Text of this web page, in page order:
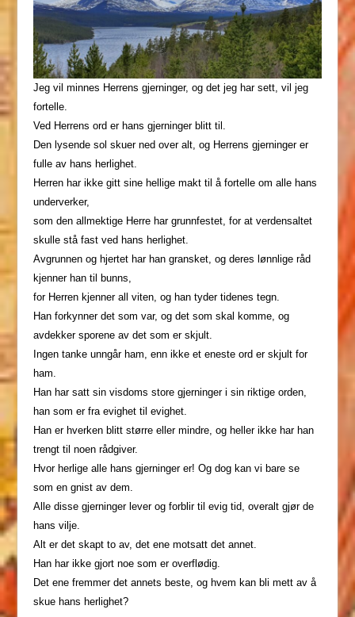
Jeg vil minnes Herrens gjerninger, og det jeg har sett, vil jeg
fortelle.
Ved Herrens ord er hans gjerninger blitt til.
Den lysende sol skuer ned over alt, og Herrens gjerninger er
fulle av hans herlighet.
Herren har ikke gitt sine hellige makt til å fortelle om alle hans
underverker,
som den allmektige Herre har grunnfestet, for at verdensaltet
skulle stå fast ved hans herlighet.
Avgrunnen og hjertet har han gransket, og deres lønnlige råd
kjenner han til bunns,
for Herren kjenner all viten, og han tyder tidenes tegn.
Han forkynner det som var, og det som skal komme, og
avdekker sporene av det som er skjult.
Ingen tanke unngår ham, enn ikke et eneste ord er skjult for
ham.
Han har satt sin visdoms store gjerninger i sin riktige orden,
han som er fra evighet til evighet.
Han er hverken blitt større eller mindre, og heller ikke har han
trengt til noen rådgiver.
Hvor herlige alle hans gjerninger er! Og dog kan vi bare se
som en gnist av dem.
Alle disse gjerninger lever og forblir til evig tid, overalt gjør de
hans vilje.
Alt er det skapt to av, det ene motsatt det annet.
Han har ikke gjort noe som er overflødig.
Det ene fremmer det annets beste, og hvem kan bli mett av å
skue hans herlighet?